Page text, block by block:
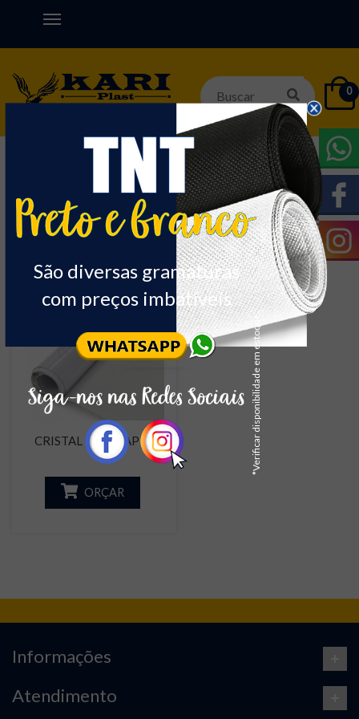
0
PLÁSTICO CRISTAL COM PAPEL
Ordenar: Nome
CRISTAL COM PAPEL
ORÇAR
Informações
Atendimento
*Verificar disponibilidade em estoque
São diversas gramaturas
com preços imbatíveis